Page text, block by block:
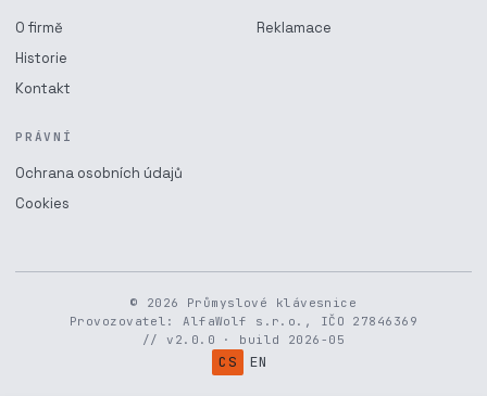
O firmě
Historie
Kontakt
Reklamace
PRÁVNÍ
Ochrana osobních údajů
Cookies
© 2026 Průmyslové klávesnice
Provozovatel: AlfaWolf s.r.o., IČO 27846369
// v2.0.0 · build 2026-05
CS EN